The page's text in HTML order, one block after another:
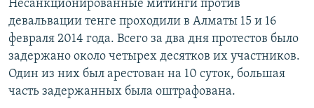
Несанкционированные митинги против
девальвации тенге проходили в Алматы 15 и 16
февраля 2014 года. Всего за два дня протестов было
задержано около четырех десятков их участников.
Один из них был арестован на 10 суток, большая
часть задержанных была оштрафована.